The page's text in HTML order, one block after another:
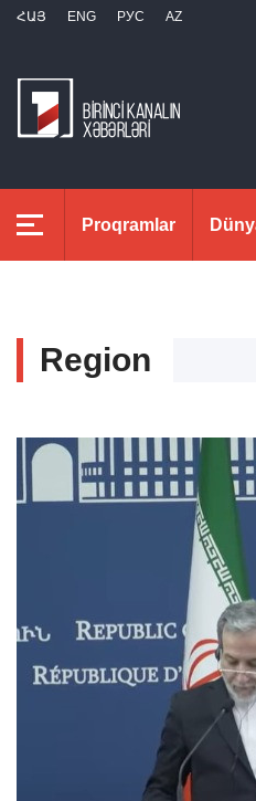
ՀԱՅ ENG РУС AZ
Proqramlar
Region